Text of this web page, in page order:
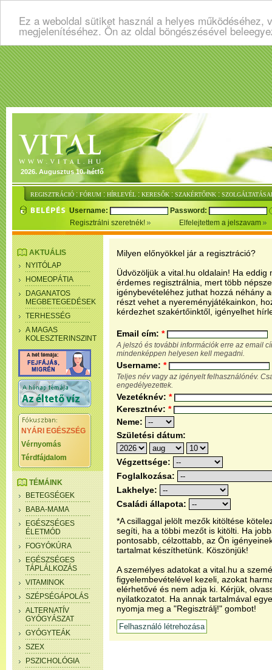
Ez a weboldal sütiket használ a helyes
megjelenítéséhez. Ön az oldal böngészésével
2026. Augusztus 10. hétfő
REGISZTRÁCIÓ : FÓRUM : HÍRLEVÉL : KERESŐK : SZAKÉRTŐINK :
Username:
Password:
Regisztrálni szeretnék!
Elfelejtettem a jelszavam
AKTUÁLIS
NYITÓLAP
HOMEOPÁTIA
DAGANATOS
MEGBETEGEDÉSEK
TERHESSÉG
A MAGAS
KOLESZTERINSZINT
NYÁRI EGÉSZSÉG
Vérnyomás
Térdfájdalom
TÉMÁINK
BETEGSÉGEK
BABA-MAMA
EGÉSZSÉGES
ÉLETMÓD
FOGYÓKÚRA
EGÉSZSÉGES
TÁPLÁLKOZÁS
VITAMINOK
SZÉPSÉGÁPOLÁS
ALTERNATÍV
GYÓGYÁSZAT
GYÓGYTEÁK
SZEX
PSZICHOLÓGIA
Milyen előnyökkel jár a regisztráció?
Üdvözöljük a vital.hu oldalain! Ha eddig
érdemes regisztrálnia, mert több
igénybevételéhez juthat hozzá néhány
részt vehet a nyereményjátékainkon,
kérdezhet szakértőinktől, igényelhet
Email cím: *
A jelszó és további információk erre az email
mindenképpen helyesen kell megadni.
Username: *
Teljes név vagy az igényelt felhasználónév.
engedélyezettek.
Vezetéknév: *
Keresztnév: *
Neme:
Születési dátum:
Végzettsége:
Foglalkozása:
Lakhelye:
Családi állapota:
*A csillaggal jelölt mezők kitöltése
segíti, ha a többi mezőt is kitölti. Ha
pontosabb, célzottabb, az Ön
tartalmat készíthetünk. Köszönjük!
A személyes adatokat a vital.hu a
figyelembevételével kezeli, azokat
elérhetővé és nem adja ki. Kérjük,
nyilatkozatot. Ha annak tartalmával
nyomja meg a "Regisztrálj!" gombot!